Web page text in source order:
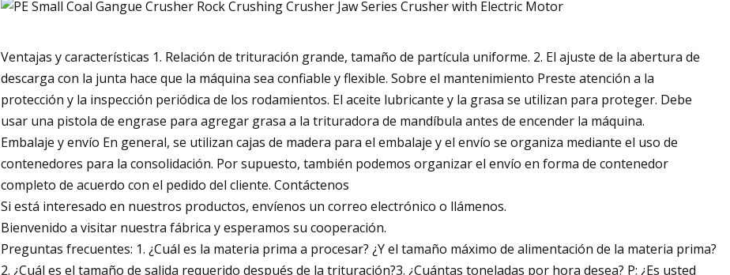
Ventajas y características 1. Relación de trituración grande, tamaño de partícula uniforme. 2. El ajuste de la abertura de
descarga con la junta hace que la máquina sea confiable y flexible. Sobre el mantenimiento Preste atención a la
protección y la inspección periódica de los rodamientos. El aceite lubricante y la grasa se utilizan para proteger. Debe
usar una pistola de engrase para agregar grasa a la trituradora de mandíbula antes de encender la máquina.
Embalaje y envío En general, se utilizan cajas de madera para el embalaje y el envío se organiza mediante el uso de
contenedores para la consolidación. Por supuesto, también podemos organizar el envío en forma de contenedor
completo de acuerdo con el pedido del cliente. Contáctenos
Si está interesado en nuestros productos, envíenos un correo electrónico o llámenos.
Bienvenido a visitar nuestra fábrica y esperamos su cooperación.
Preguntas frecuentes: 1. ¿Cuál es la materia prima a procesar? ¿Y el tamaño máximo de alimentación de la materia prima?
2. ¿Cuál es el tamaño de salida requerido después de la trituración?3. ¿Cuántas toneladas por hora desea? P: ¿Es usted